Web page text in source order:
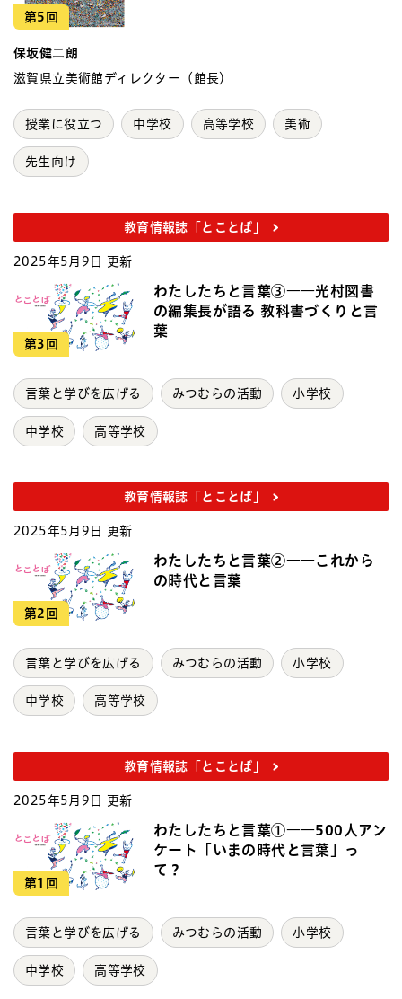
第5回
保坂健二朗
滋賀県立美術館ディレクター（館長）
授業に役立つ 中学校 高等学校 美術
先生向け
教育情報誌「とことば」
2025年5月9日 更新
第3回
わたしたちと言葉③――光村図書
の編集長が語る 教科書づくりと言
葉
言葉と学びを広げる みつむらの活動 小学校
中学校 高等学校
教育情報誌「とことば」
2025年5月9日 更新
第2回
わたしたちと言葉②――これから
の時代と言葉
言葉と学びを広げる みつむらの活動 小学校
中学校 高等学校
教育情報誌「とことば」
2025年5月9日 更新
第1回
わたしたちと言葉①――500人アン
ケート「いまの時代と言葉」っ
て？
言葉と学びを広げる みつむらの活動 小学校
中学校 高等学校